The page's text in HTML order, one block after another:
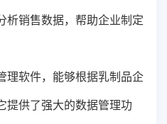
析销售数据，帮助企业制定
理软件，能够根据乳制品企
提供了强大的数据管理功